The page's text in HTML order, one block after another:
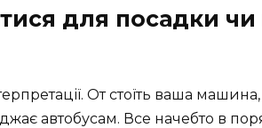
для посадки чи
От стоїть ваша
автобусам. Все начебто в